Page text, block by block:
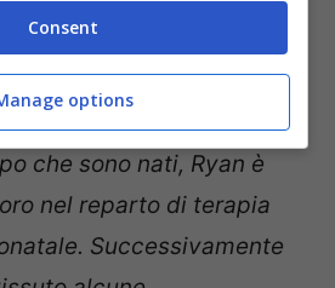
mai il giorno in cui
tutte le cose che
ci sono stati colpi
che sono nati, Ryan è
nel reparto di terapia
Successivamente
Consent
options